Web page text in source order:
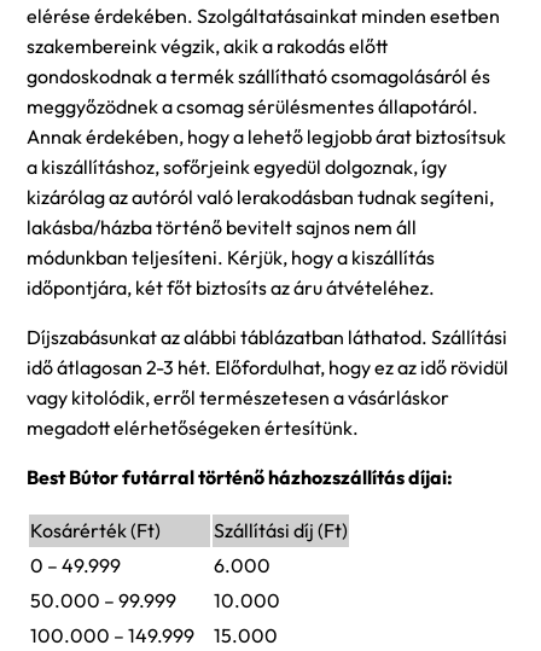
elérése érdekében. Szolgáltatásainkat minden esetben
szakembereink végzik, akik a rakodás előtt
gondoskodnak a termék szállítható csomagolásáról és
meggyőzödnek a csomag sérülésmentes állapotáról.
Annak érdekében, hogy a lehető legjobb árat biztosítsuk
a kiszállításhoz, sofőrjeink egyedül dolgoznak, így
kizárólag az autóról való lerakodásban tudnak segíteni,
lakásba/házba történő bevitelt sajnos nem áll
módunkban teljesíteni. Kérjük, hogy a kiszállítás
időpontjára, két főt biztosíts az áru átvételéhez.
Díjszabásunkat az alábbi táblázatban láthatod. Szállítási
idő átlagosan 2-3 hét. Előfordulhat, hogy ez az idő rövidül
vagy kitolódik, erről természetesen a vásárláskor
megadott elérhetőségeken értesítünk.
Best Bútor futárral történő házhozszállítás díjai:
Kosárérték (Ft)
Szállítási díj (Ft)
0 – 49.999
6.000
50.000 – 99.999
10.000
100.000 – 149.999
15.000